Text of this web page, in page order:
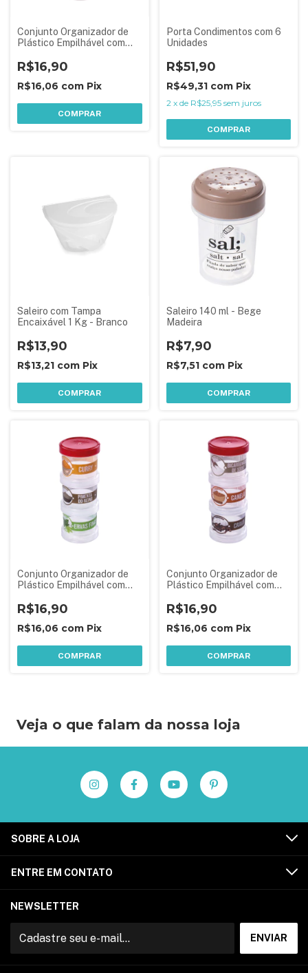
Conjunto Organizador de
Plástico Empilhável com
Condimentos 3 Unidades
R$16,90
R$16,06 com Pix
COMPRAR
Porta Condimentos com 6
Unidades
R$51,90
R$49,31 com Pix
2 x de R$25,95 sem juros
COMPRAR
Saleiro com Tampa
Encaixável 1 Kg - Branco
R$13,90
R$13,21 com Pix
COMPRAR
Saleiro 140 ml - Bege
Madeira
R$7,90
R$7,51 com Pix
COMPRAR
Conjunto Organizador de
Plástico Empilhável com
Condimentos 3 Unidades
R$16,90
R$16,06 com Pix
COMPRAR
Conjunto Organizador de
Plástico Empilhável com
Condimentos 3 Unidades
R$16,90
R$16,06 com Pix
COMPRAR
Veja o que falam da nossa loja
SOBRE A LOJA
ENTRE EM CONTATO
NEWSLETTER